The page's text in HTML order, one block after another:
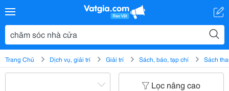
Trang Chủ Dịch vụ, giải trí Giải trí Sách, báo, tạp chí Sách
Lọc nâng cao